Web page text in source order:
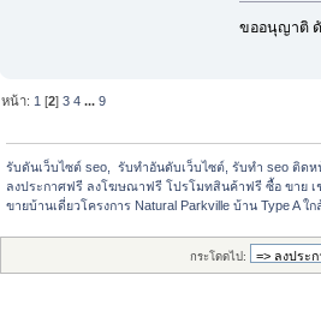
ขออนุญาติ
หน้า: 1 [2]3 4 ...9
รับดันเว็บไซต์ seo,  รับทำอันดับเว็บไซต์, รับทำ seo ติดห
ลงประกาศฟรี ลงโฆษณาฟรี โปรโมทสินค้าฟรี ซื้อ ขาย เ
ขายบ้านเดี่ยวโครงการ Natural Parkville บ้าน Type A ใ
กระโดดไป: